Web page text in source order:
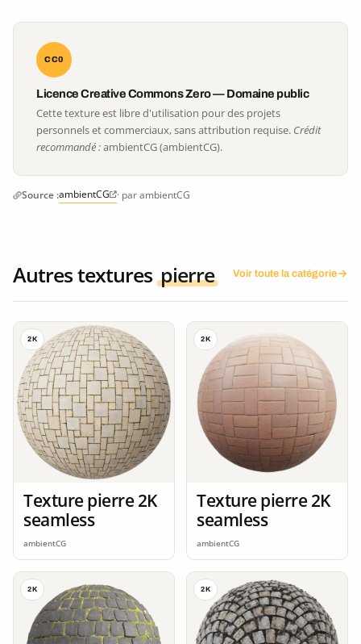
CC0
Licence Creative Commons Zero — Domaine public
Cette texture est libre d'utilisation pour des projets
personnels et commerciaux, sans attribution requise. Crédit
recommandé :ambientCG (ambientCG).
Source :ambientCG · par ambientCG
Autres textures pierre Voir toute la catégorie
2K
Texture pierre 2K
seamless
ambientCG
2K
Texture pierre 2K
seamless
ambientCG
2K 2K